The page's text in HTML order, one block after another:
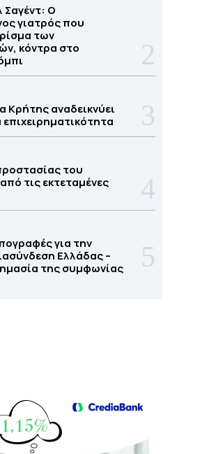
Σαγέντ: Ο
γιατρός που
των
κόντρα στο
Κρήτης αναδεικνύει
επιχειρηματικότητα
του
τις εκτεταμένες
για την
Ελλάδας –
της συμφωνίας